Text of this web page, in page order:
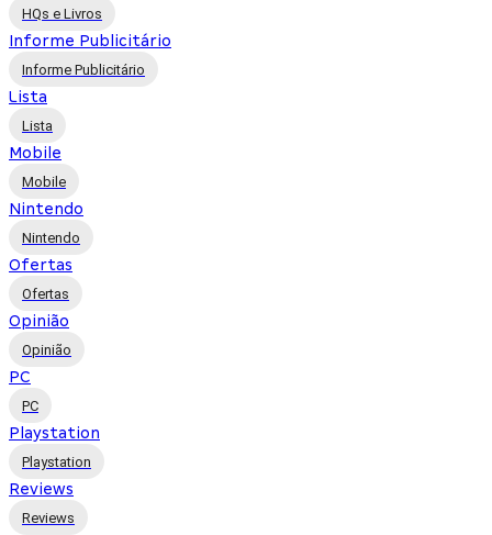
HQs e Livros
Informe Publicitário
Informe Publicitário
Lista
Lista
Mobile
Mobile
Nintendo
Nintendo
Ofertas
Ofertas
Opinião
Opinião
PC
PC
Playstation
Playstation
Reviews
Reviews